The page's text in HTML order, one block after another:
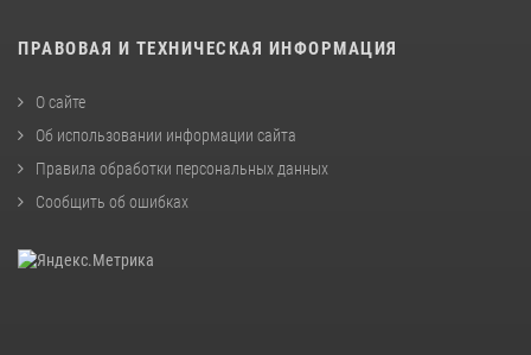
ПРАВОВАЯ И ТЕХНИЧЕСКАЯ ИНФОРМАЦИЯ
О сайте
Об использовании информации сайта
Правила обработки персональных данных
Сообщить об ошибках